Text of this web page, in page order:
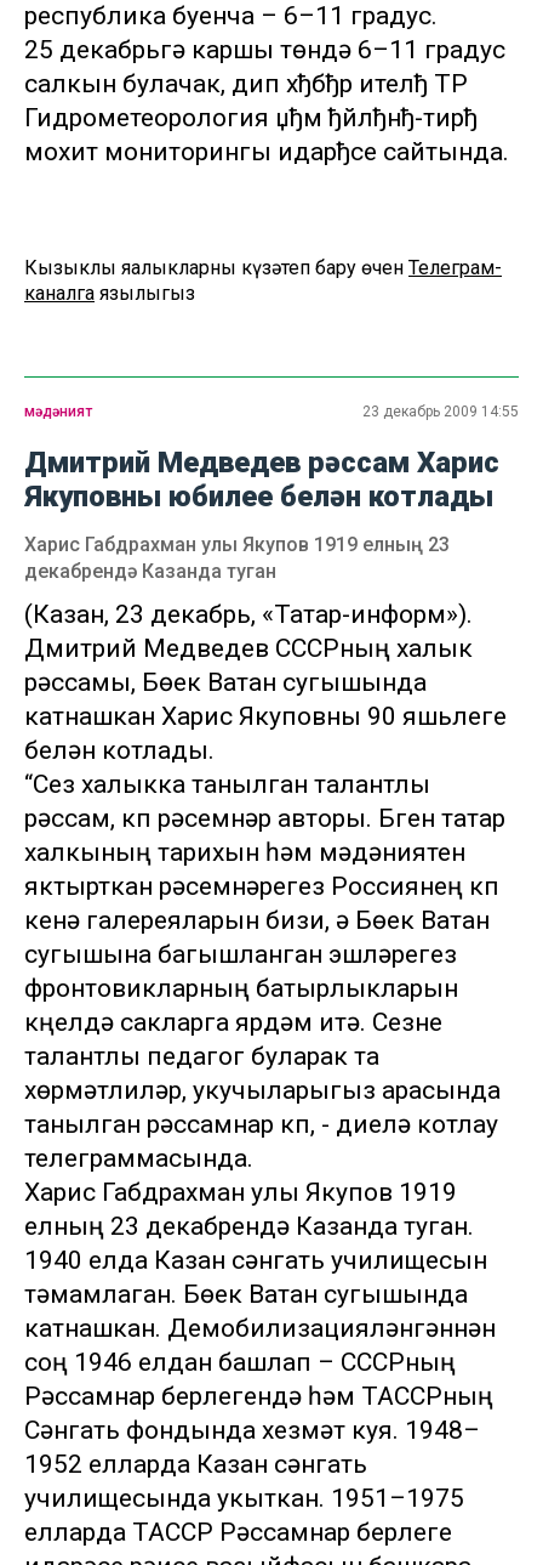
республика буенча – 6–11 градус.
25 декабрьгә каршы төндә 6–11 градус
салкын булачак, дип хђбђр ителђ ТР
Гидрометеорология џђм ђйлђнђ-тирђ
мохит мониторингы идарђсе сайтында.
Кызыклы яңалыкларны күзәтеп бару өчен Телеграм-
каналга язылыгыз
мәдәният 23 декабрь 2009 14:55
Дмитрий Медведев рәссам Харис
Якуповны юбилее белән котлады
Харис Габдрахман улы Якупов 1919 елның 23
декабрендә Казанда туган
(Казан, 23 декабрь, «Татар-информ»).
Дмитрий Медведев СССРның халык
рәссамы, Бөек Ватан сугышында
катнашкан Харис Якуповны 90 яшьлеге
белән котлады.
“Сез халыкка танылган талантлы
рәссам, күп рәсемнәр авторы. Бүген татар
халкының тарихын һәм мәдәниятен
яктырткан рәсемнәрегез Россиянең күп
кенә галереяларын бизи, ә Бөек Ватан
сугышына багышланган эшләрегез
фронтовикларның батырлыкларын
күңелдә сакларга ярдәм итә. Сезне
талантлы педагог буларак та
хөрмәтлиләр, укучыларыгыз арасында
танылган рәссамнар күп, - диелә котлау
телеграммасында.
Харис Габдрахман улы Якупов 1919
елның 23 декабрендә Казанда туган.
1940 елда Казан сәнгать училищесын
тәмамлаган. Бөек Ватан сугышында
катнашкан. Демобилизацияләнгәннән
соң 1946 елдан башлап – СССРның
Рәссамнар берлегендә һәм ТАССРның
Сәнгать фондында хезмәт куя. 1948–
1952 елларда Казан сәнгать
училищесында укыткан. 1951–1975
елларда ТАССР Рәссамнар берлеге